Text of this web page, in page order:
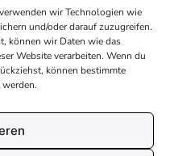
wir Technologien wie
und/oder darauf zuzugreifen.
können wir Daten wie das
Website verarbeiten. Wenn du
können bestimmte